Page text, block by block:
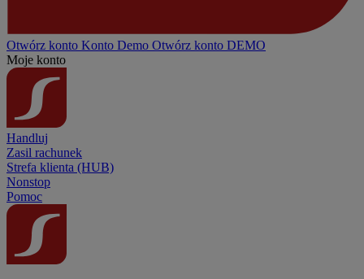
Otwórz konto Konto Demo Otwórz konto DEMO
Moje konto
Handluj
Zasil rachunek
Strefa klienta (HUB)
Nonstop
Pomoc